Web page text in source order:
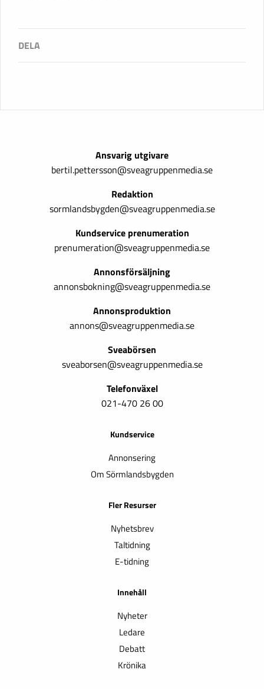
Ansvarig utgivare
bertil.pettersson@sveagruppenmedia.se
Redaktion
sormlandsbygden@sveagruppenmedia.se
Kundservice prenumeration
prenumeration@sveagruppenmedia.se
Annonsförsäljning
annonsbokning@sveagruppenmedia.se
Annonsproduktion
annons@sveagruppenmedia.se
Sveabörsen
sveaborsen@sveagruppenmedia.se
Telefonväxel
021-470 26 00
Kundservice
Annonsering
Om Sörmlandsbygden
Fler Resurser
Nyhetsbrev
Taltidning
E-tidning
Innehåll
Nyheter
Ledare
Debatt
Krönika